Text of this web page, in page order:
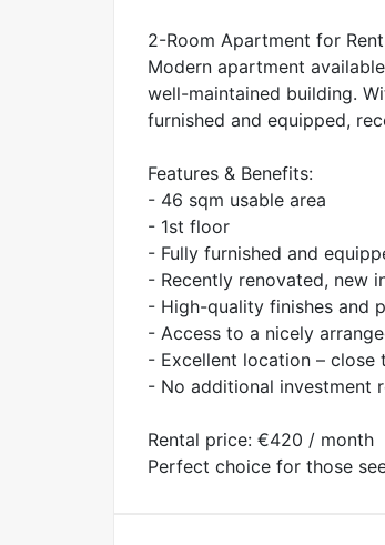
2-Room Apartment for
Modern apartment
well-maintained building.
furnished and equipped,
Features & Benefits:
- 46 sqm usable area
- 1st floor
- Fully furnished and
- Recently renovated, new
- High-quality finishes and
- Access to a nicely
- Excellent location – close
- No additional investment
Rental price: €420 / month
Perfect choice for those